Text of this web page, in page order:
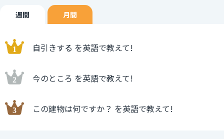
週間 月間
自引きする を英語で教えて!
今のところ を英語で教えて!
この建物は何ですか？ を英語で教えて!